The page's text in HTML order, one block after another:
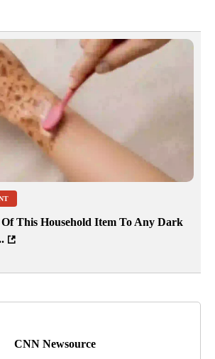
This Household Item To Any Dark
CNN Newsource